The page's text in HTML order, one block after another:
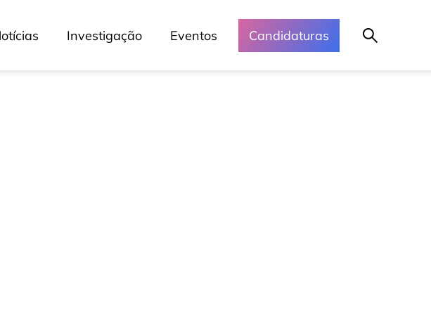
Investigação Eventos Candidaturas